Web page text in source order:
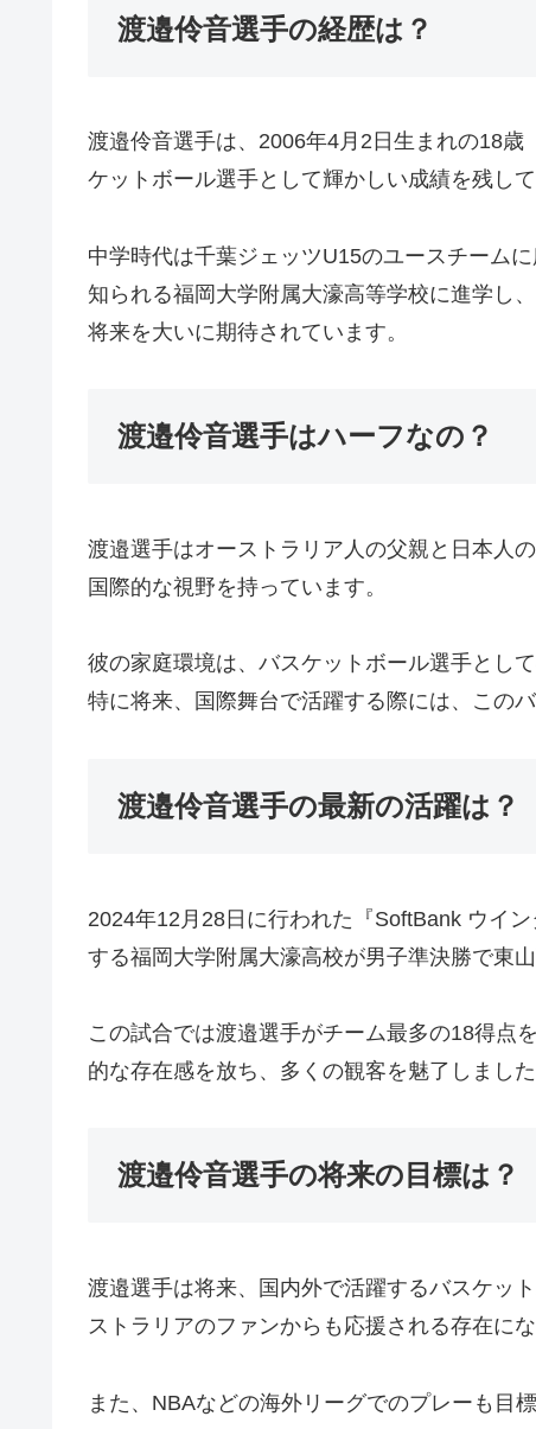
渡邉伶音選手の経歴は？
渡邉伶音選手は、2006年4月2日生まれの18
ケットボール選手として輝かしい成績を残して
中学時代は千葉ジェッツU15のユースチーム
知られる福岡大学附属大濠高等学校に進学し
将来を大いに期待されています。
渡邉伶音選手はハーフなの？
渡邉選手はオーストラリア人の父親と日本人
国際的な視野を持っています。
彼の家庭環境は、バスケットボール選手とし
特に将来、国際舞台で活躍する際には、この
渡邉伶音選手の最新の活躍は？
2024年12月28日に行われた『SoftBank ウイ
する福岡大学附属大濠高校が男子準決勝で東
この試合では渡邉選手がチーム最多の18得点
的な存在感を放ち、多くの観客を魅了しまし
渡邉伶音選手の将来の目標は？
渡邉選手は将来、国内外で活躍するバスケッ
ストラリアのファンからも応援される存在に
また、NBAなどの海外リーグでのプレーも目